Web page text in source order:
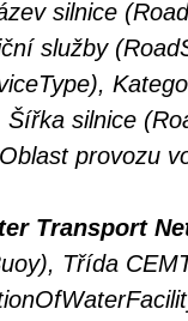
silnice
služby
silnice
Oblast provozu
Transport
Třída